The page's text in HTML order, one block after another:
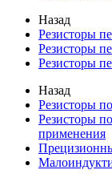
Назад
Резисторы
Резисторы
Резисторы
Назад
Резисторы
Резисторы
применения